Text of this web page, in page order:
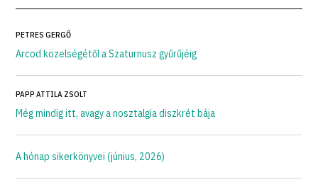
PETRES GERGŐ
Arcod közelségétől a Szaturnusz gyűrűjéig
PAPP ATTILA ZSOLT
Még mindig itt, avagy a nosztalgia diszkrét bája
A hónap sikerkönyvei (június, 2026)